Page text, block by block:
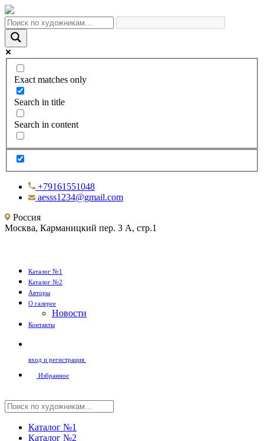
Exact matches only
Search in title
Search in content
+79161551048
aesss1234@gmail.com
Россия
Москва, Карманицкий пер. 3 А, стр.1
Каталог №1
Каталог №2
Авторы
О галерее
Новости
Контакты
вход и регистрация
Избранное
Каталог №1
Каталог №2